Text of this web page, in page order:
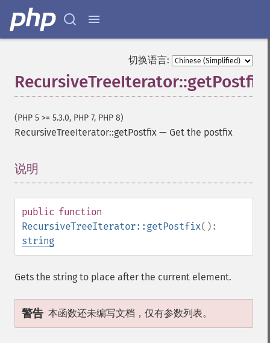
切换语言:
RecursiveTreeIterator::getPostfix
(PHP 5 >= 5.3.0, PHP 7, PHP 8)
RecursiveTreeIterator::getPostfix — Get the postfix
说明
public function
RecursiveTreeIterator::getPostfix():
string
Gets the string to place after the current element.
警告 本函数还未编写文档，仅有参数列表。